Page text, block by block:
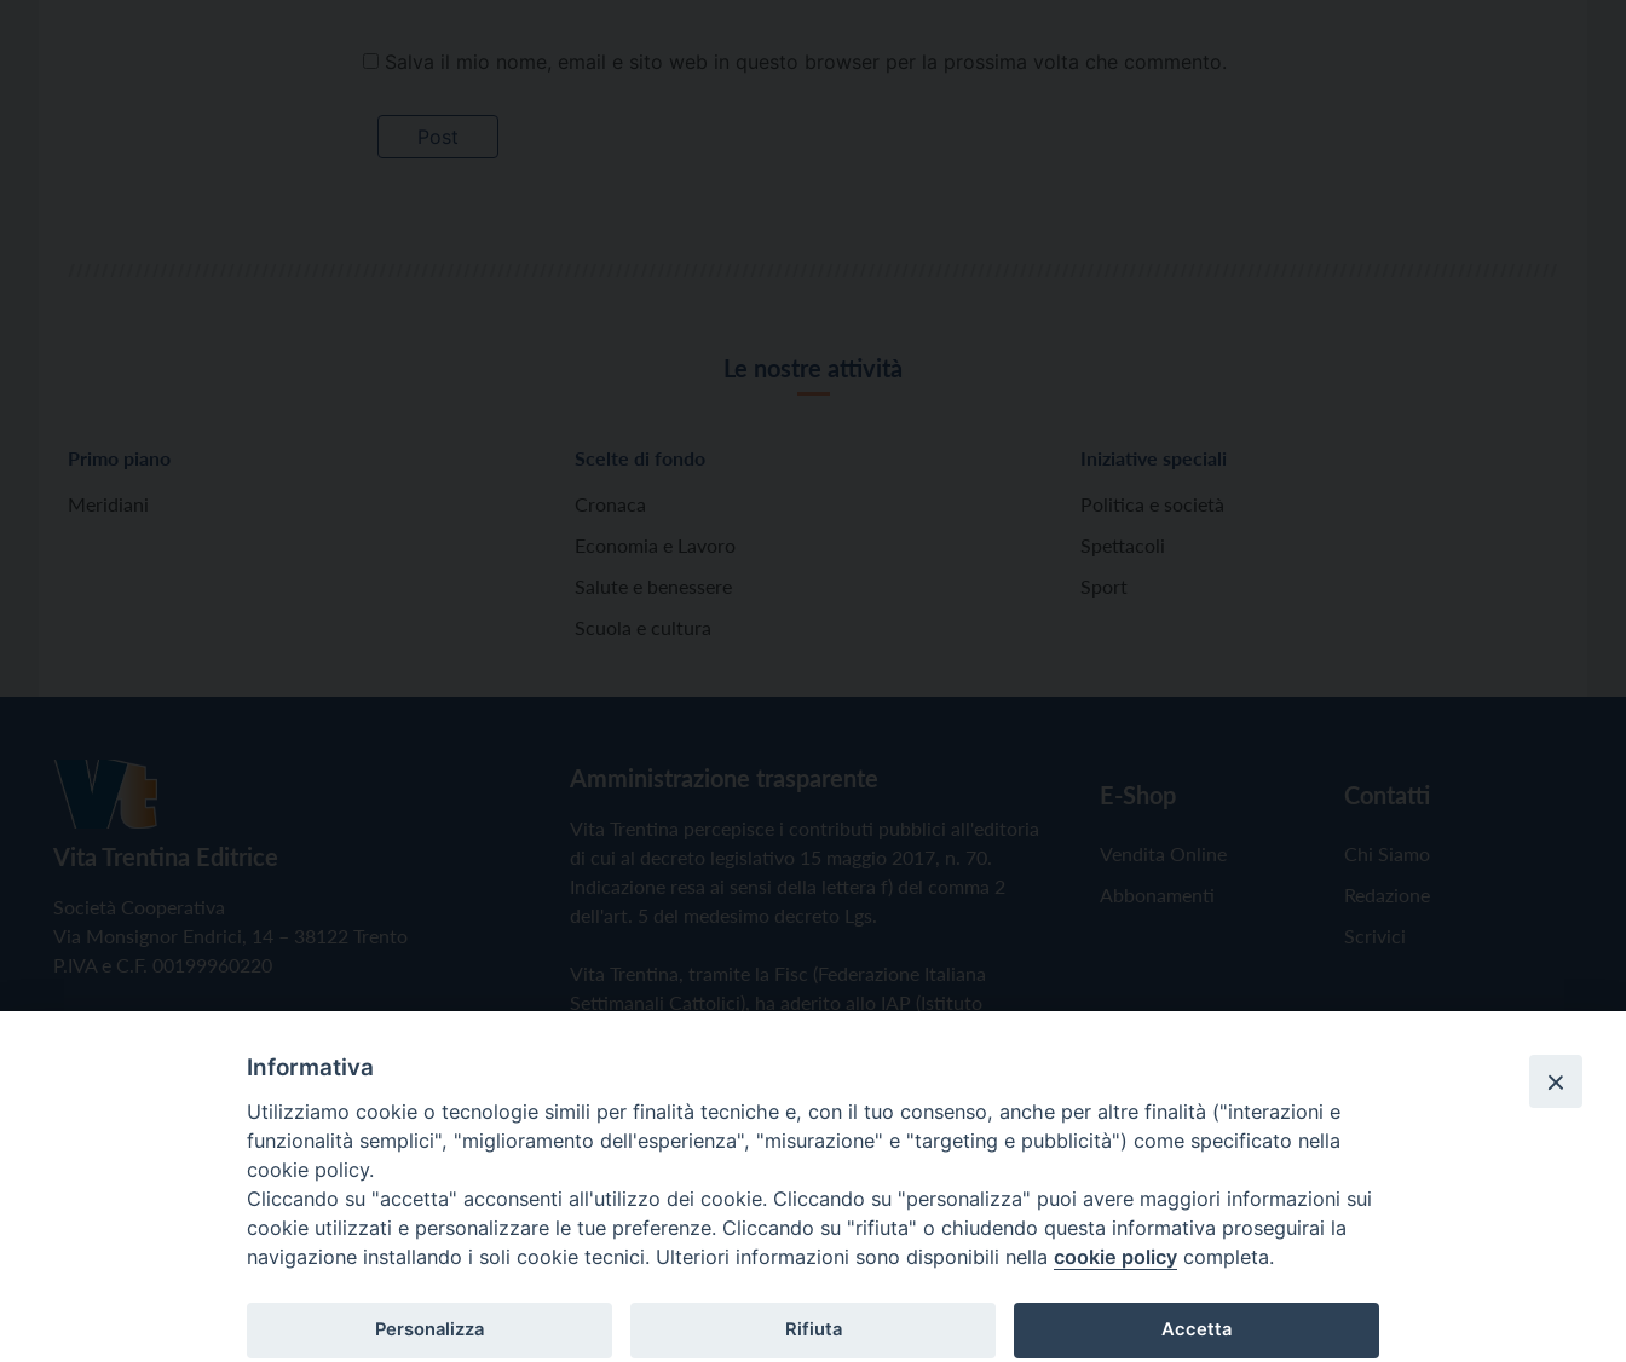
Salva il mio nome, email e sito web in questo browser per la prossima volta che commento.
Le nostre attività
Primo piano
Meridiani
Scelte di fondo
Cronaca
Economia e Lavoro
Salute e benessere
Scuola e cultura
Iniziative speciali
Politica e società
Spettacoli
Sport
Vita Trentina Editrice
Società Cooperativa
Via Monsignor Endrici, 14 – 38122 Trento
P.IVA e C.F. 00199960220
Amministrazione trasparente
Vita Trentina percepisce i contributi pubblici all'editoria
di cui al decreto legislativo 15 maggio 2017, n. 70.
Indicazione resa ai sensi della lettera f) del comma 2
dell'art. 5 del medesimo decreto Lgs.
Vita Trentina, tramite la Fisc (Federazione Italiana
Settimanali Cattolici), ha aderito allo IAP (Istituto
Privacy Policy Cookie Policy
E-Shop
Vendita Online
Abbonamenti
Contatti
Chi Siamo
Redazione
Scrivici
Copyright © 2019 - Tutti i diritti riservati - Vita Trentina Editrice
Informativa
Utilizziamo cookie o tecnologie simili per finalità tecniche e, con il tuo consenso, anche per altre finalità ("interazioni e
funzionalità semplici", "miglioramento dell'esperienza", "misurazione" e "targeting e pubblicità") come specificato nella
cookie policy.
Cliccando su "accetta" acconsenti all'utilizzo dei cookie. Cliccando su "personalizza" puoi avere maggiori informazioni sui
cookie utilizzati e personalizzare le tue preferenze. Cliccando su "rifiuta" o chiudendo questa informativa proseguirai la
navigazione installando i soli cookie tecnici. Ulteriori informazioni sono disponibili nella cookie policy completa.
Personalizza Rifiuta Accetta